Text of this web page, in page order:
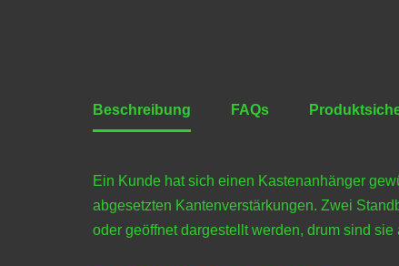
Beschreibung FAQs
Ein Kunde hat sich einen Kastenanhänger
abgesetzten Kantenverstärkungen. Zwei
oder geöffnet dargestellt werden, drum sind sie